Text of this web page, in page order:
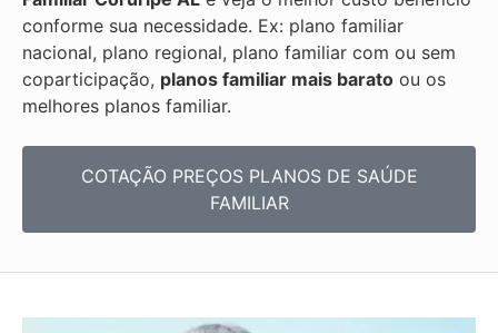
conforme sua necessidade. Ex: plano familiar
nacional, plano regional, plano familiar com ou sem
coparticipação, planos familiar mais barato ou os
melhores planos familiar.
COTAÇÃO PREÇOS PLANOS DE SAÚDE
FAMILIAR